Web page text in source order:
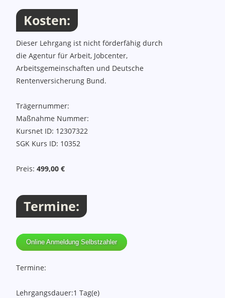
Kosten, Termine, Ort, Inhalte
Kosten:
Dieser Lehrgang ist nicht förderfähig durch
die Agentur für Arbeit, Jobcenter,
Arbeitsgemeinschaften und Deutsche
Rentenversicherung Bund.
Trägernummer:
Maßnahme Nummer:
Kursnet ID: 12307322
SGK Kurs ID: 10352
Preis: 499,00 €
Termine:
Online Anmeldung Selbstzahler
Termine:
Lehrgangsdauer:1 Tag(e)